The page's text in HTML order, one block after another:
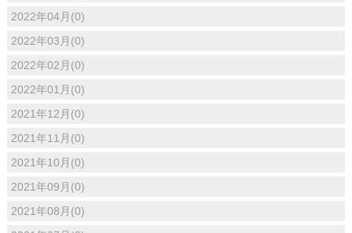
2022年04月(0)
2022年03月(0)
2022年02月(0)
2022年01月(0)
2021年12月(0)
2021年11月(0)
2021年10月(0)
2021年09月(0)
2021年08月(0)